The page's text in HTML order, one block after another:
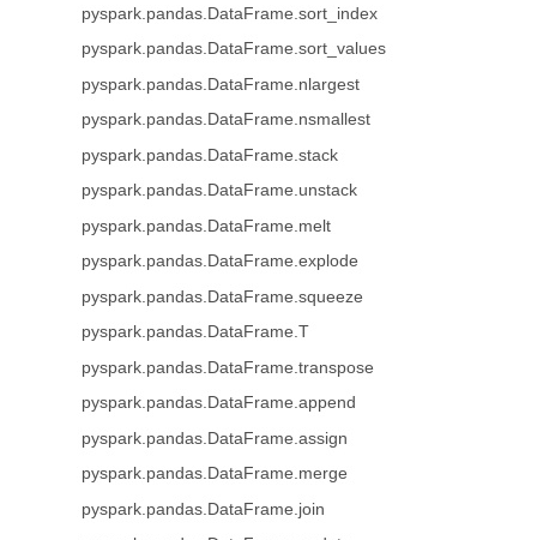
pyspark.pandas.DataFrame.sort_index
pyspark.pandas.DataFrame.sort_values
pyspark.pandas.DataFrame.nlargest
pyspark.pandas.DataFrame.nsmallest
pyspark.pandas.DataFrame.stack
pyspark.pandas.DataFrame.unstack
pyspark.pandas.DataFrame.melt
pyspark.pandas.DataFrame.explode
pyspark.pandas.DataFrame.squeeze
pyspark.pandas.DataFrame.T
pyspark.pandas.DataFrame.transpose
pyspark.pandas.DataFrame.append
pyspark.pandas.DataFrame.assign
pyspark.pandas.DataFrame.merge
pyspark.pandas.DataFrame.join